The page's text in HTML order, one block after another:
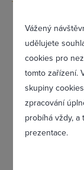
Vážený
udělujete
cookies pro
tomto zařízení.
skupiny
zpracování
probíhá vždy, a
prezentace.